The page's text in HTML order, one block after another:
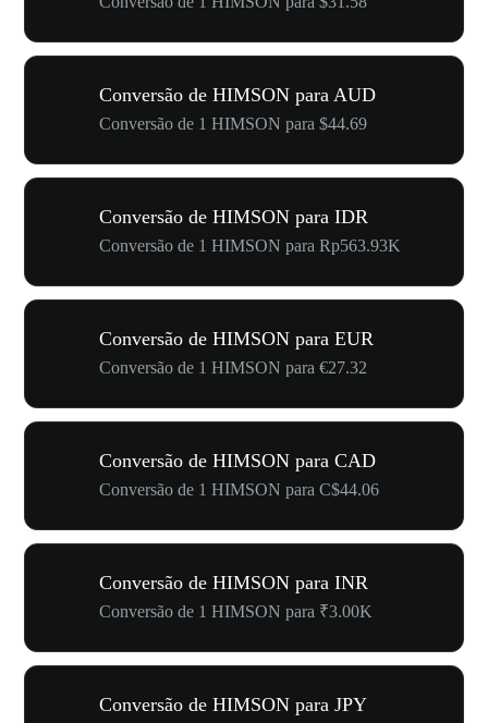
Conversão de HIMSON para AUD
Conversão de 1 HIMSON para $44.69
Conversão de HIMSON para IDR
Conversão de 1 HIMSON para Rp563.93K
Conversão de HIMSON para EUR
Conversão de 1 HIMSON para €27.32
Conversão de HIMSON para CAD
Conversão de 1 HIMSON para C$44.06
Conversão de HIMSON para INR
Conversão de 1 HIMSON para ₹3.00K
Conversão de HIMSON para JPY